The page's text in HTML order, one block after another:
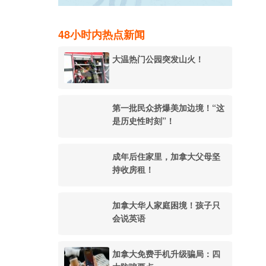
48小时内热点新闻
大温热门公园突发山火！
第一批民众挤爆美加边境！“这
是历史性时刻”！
成年后住家里，加拿大父母坚
持收房租！
加拿大华人家庭困境！孩子只
会说英语
加拿大免费手机升级骗局：四